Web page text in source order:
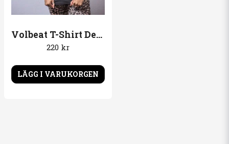
Volbeat T-Shirt Denmark
220 kr
LÄGG I VARUKORGEN